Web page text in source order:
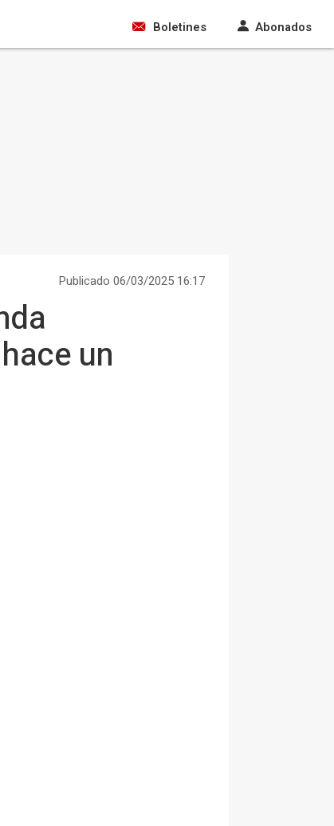
Boletines Abonados
Publicado 06/03/2025 16:17
un